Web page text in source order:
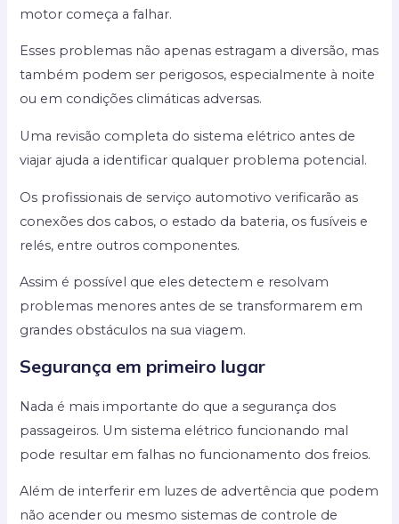
motor começa a falhar.
Esses problemas não apenas estragam a diversão, mas
também podem ser perigosos, especialmente à noite
ou em condições climáticas adversas.
Uma revisão completa do sistema elétrico antes de
viajar ajuda a identificar qualquer problema potencial.
Os profissionais de serviço automotivo verificarão as
conexões dos cabos, o estado da bateria, os fusíveis e
relés, entre outros componentes.
Assim é possível que eles detectem e resolvam
problemas menores antes de se transformarem em
grandes obstáculos na sua viagem.
Segurança em primeiro lugar
Nada é mais importante do que a segurança dos
passageiros. Um sistema elétrico funcionando mal
pode resultar em falhas no funcionamento dos freios.
Além de interferir em luzes de advertência que podem
não acender ou mesmo sistemas de controle de